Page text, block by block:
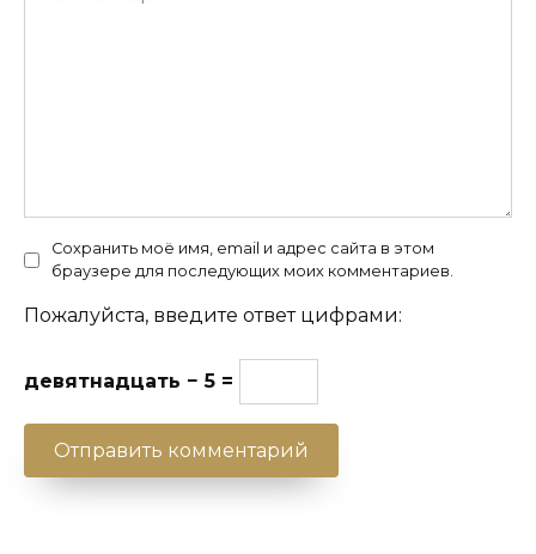
Сохранить моё имя, email и адрес сайта в этом
браузере для последующих моих комментариев.
Пожалуйста, введите ответ цифрами:
девятнадцать − 5 =